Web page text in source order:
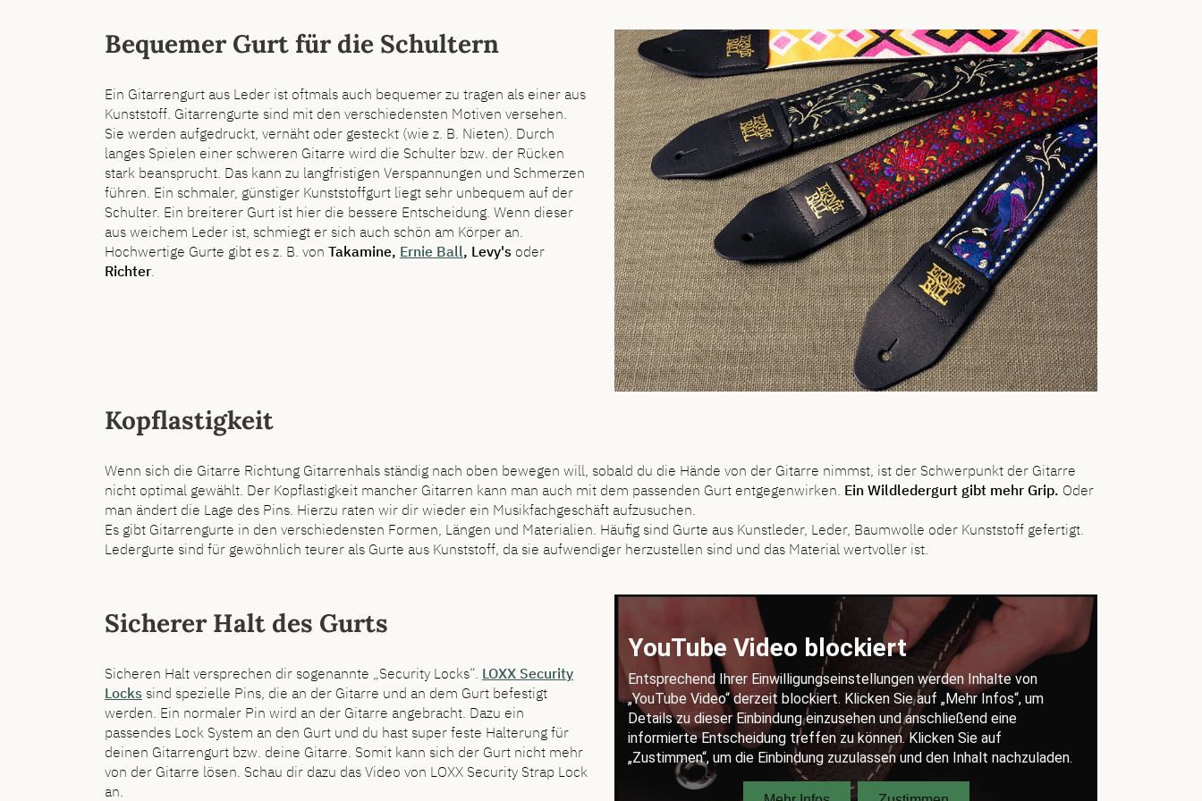
Bequemer Gurt für die Schultern
Ein Gitarrengurt aus Leder ist oftmals auch bequemer zu tragen als einer aus
Kunststoff. Gitarrengurte sind mit den verschiedensten Motiven versehen.
Sie werden aufgedruckt, vernäht oder gesteckt (wie z. B. Nieten). Durch
langes Spielen einer schweren Gitarre wird die Schulter bzw. der Rücken
stark beansprucht. Das kann zu langfristigen Verspannungen und Schmerzen
führen. Ein schmaler, günstiger Kunststoffgurt liegt sehr unbequem auf der
Schulter. Ein breiterer Gurt ist hier die bessere Entscheidung. Wenn dieser
aus weichem Leder ist, schmiegt er sich auch schön am Körper an.
Hochwertige Gurte gibt es z. B. von Takamine, Ernie Ball, Levy's oder
Richter
Kopflastigkeit
Wenn sich die Gitarre Richtung Gitarrenhals ständig nach oben bewegen will, sobald du die Hände von der Gitarre nimmst, ist der Schwerpunkt der Gitarre
nicht optimal gewählt. Der Kopflastigkeit mancher Gitarren kann man auch mit dem passenden Gurt entgegenwirken. Ein Wildledergurt gibt mehr Grip. Oder
man ändert die Lage des Pins. Hierzu raten wir dir wieder ein Musikfachgeschäft aufzusuchen.
Es gibt Gitarrengurte in den verschiedensten Formen, Längen und Materialien. Häufig sind Gurte aus Kunstleder, Leder, Baumwolle oder Kunststoff gefertigt.
Ledergurte sind für gewöhnlich teurer als Gurte aus Kunststoff, da sie aufwendiger herzustellen sind und das Material wertvoller ist.
Sicherer Halt des Gurts
Sicheren Halt versprechen dir sogenannte „Security Locks“. LOXX Security
Locks sind spezielle Pins, die an der Gitarre und an dem Gurt befestigt
werden. Ein normaler Pin wird an der Gitarre angebracht. Dazu ein
passendes Lock System an den Gurt und du hast super feste Halterung für
deinen Gitarrengurt bzw. deine Gitarre. Somit kann sich der Gurt nicht mehr
von der Gitarre lösen. Schau dir dazu das Video von LOXX Security Strap Lock
an.